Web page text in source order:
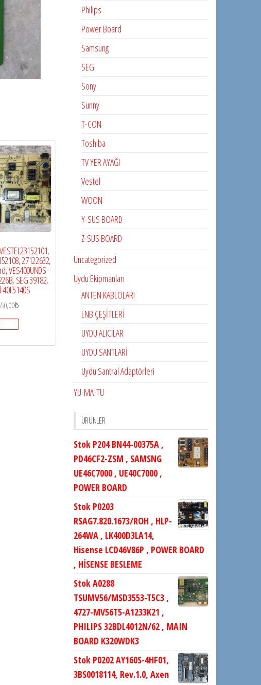
27122632,
VES400UNDS-
SEG 39182,
40F5140S
₺
Philips
Power Board
Samsung
SEG
Sony
Sunny
T-CON
Toshiba
TV YER AYAĞI
Vestel
WOON
Y-SUS BOARD
Z-SUS BOARD
Uncategorized
Uydu Ekipmanları
ANTEN KABLOLARI
LNB ÇEŞİTLERİ
UYDU ALICILAR
UYDU SANTLARİ
Uydu Santral Adaptörleri
YU-MA-TU
ÜRÜNLER
Stok P204 BN44-00375A ,
PD46CF2-ZSM , SAMSNG
UE46C7000 , UE40C7000 ,
POWER BOARD
Stok P0203
RSAG7.820.1673/ROH , HLP-
264WA , LK400D3LA14,
Hisense LCD46V86P , POWER BOARD
, HİSENSE BESLEME
Stok A0288
TSUMV56/MSD3553-T5C3 ,
4727-MV56T5-A1233K21 ,
PHILIPS 32BDL4012N/62 , MAIN
BOARD K320WDK3
Stok P0202 AY160S-4HF01,
3BS0018114, Rev.1.0, Axen